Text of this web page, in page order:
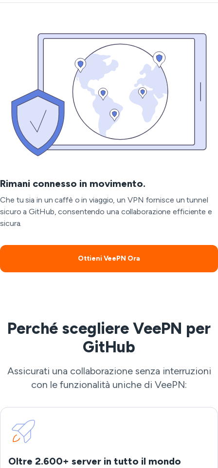
Rimani connesso in movimento.
Che tu sia in un caffè o in viaggio, un VPN fornisce un tunnel
sicuro a GitHub, consentendo una collaborazione efficiente e
sicura.
Ottieni VeePN Ora
Perché scegliere VeePN per
GitHub
Assicurati una collaborazione senza interruzioni
con le funzionalità uniche di VeePN:
Oltre 2.600+ server in tutto il mondo